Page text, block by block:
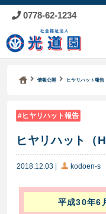
0778-62-1234
社会福祉法人 光道園
情報公開 ヒヤリハット報告
ヒヤリハット報告
ヒヤリハット（
2018.12.03 kodoen-s
平成30年6